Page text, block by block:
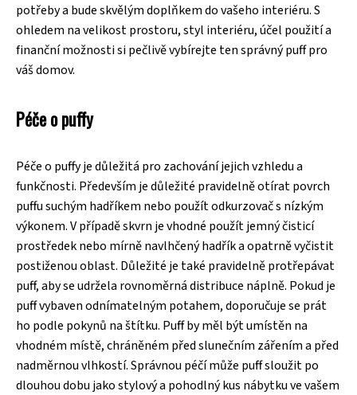
potřeby a bude skvělým doplňkem do vašeho interiéru. S
ohledem na velikost prostoru, styl interiéru, účel použití a
finanční možnosti si pečlivě vybírejte ten správný puff pro
váš domov.
Péče o puffy
Péče o puffy je důležitá pro zachování jejich vzhledu a
funkčnosti. Především je důležité pravidelně otírat povrch
puffu suchým hadříkem nebo použít odkurzovač s nízkým
výkonem. V případě skvrn je vhodné použít jemný čisticí
prostředek nebo mírně navlhčený hadřík a opatrně vyčistit
postiženou oblast. Důležité je také pravidelně protřepávat
puff, aby se udržela rovnoměrná distribuce náplně. Pokud je
puff vybaven odnímatelným potahem, doporučuje se prát
ho podle pokynů na štítku. Puff by měl být umístěn na
vhodném místě, chráněném před slunečním zářením a před
nadměrnou vlhkostí. Správnou péčí může puff sloužit po
dlouhou dobu jako stylový a pohodlný kus nábytku ve vašem